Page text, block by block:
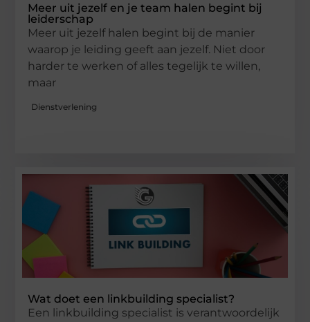
Meer uit jezelf en je team halen begint bij
leiderschap
Meer uit jezelf halen begint bij de manier
waarop je leiding geeft aan jezelf. Niet door
harder te werken of alles tegelijk te willen,
maar
Dienstverlening
Wat doet een linkbuilding specialist?
Een linkbuilding specialist is verantwoordelijk